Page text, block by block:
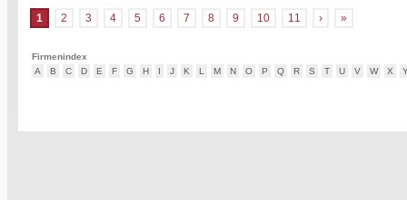
1 2 3 4 5 6 7 8 9 10 11 › »
Firmenindex
A
B C D E F G H I J K L M N O P Q R S T U V W X